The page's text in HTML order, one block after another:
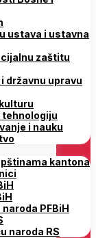
ustava i ustavna
zaštitu
državnu upravu
tehnologiju
i nauku
kantona
PFBiH
naroda RS